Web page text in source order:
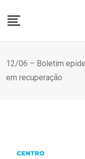
12/06 – Boletim
em recuperação